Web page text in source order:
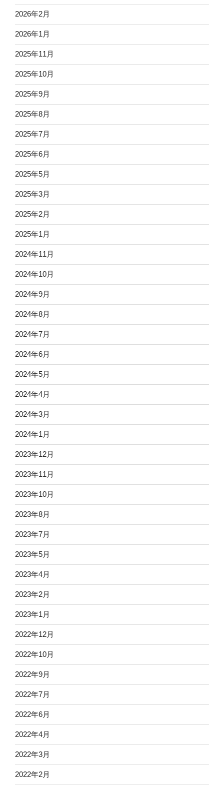
2026年2月
2026年1月
2025年11月
2025年10月
2025年9月
2025年8月
2025年7月
2025年6月
2025年5月
2025年3月
2025年2月
2025年1月
2024年11月
2024年10月
2024年9月
2024年8月
2024年7月
2024年6月
2024年5月
2024年4月
2024年3月
2024年1月
2023年12月
2023年11月
2023年10月
2023年8月
2023年7月
2023年5月
2023年4月
2023年2月
2023年1月
2022年12月
2022年10月
2022年9月
2022年7月
2022年6月
2022年4月
2022年3月
2022年2月